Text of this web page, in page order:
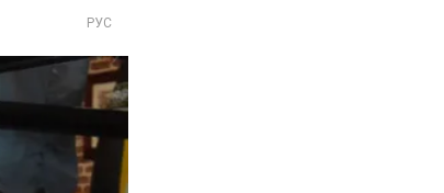
РУС